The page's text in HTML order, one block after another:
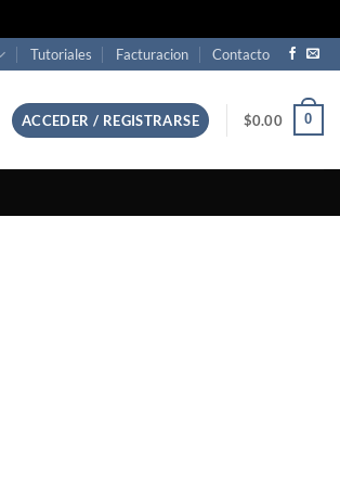
Tutoriales Facturacion Contacto
ACCEDER / REGISTRARSE $0.00 0